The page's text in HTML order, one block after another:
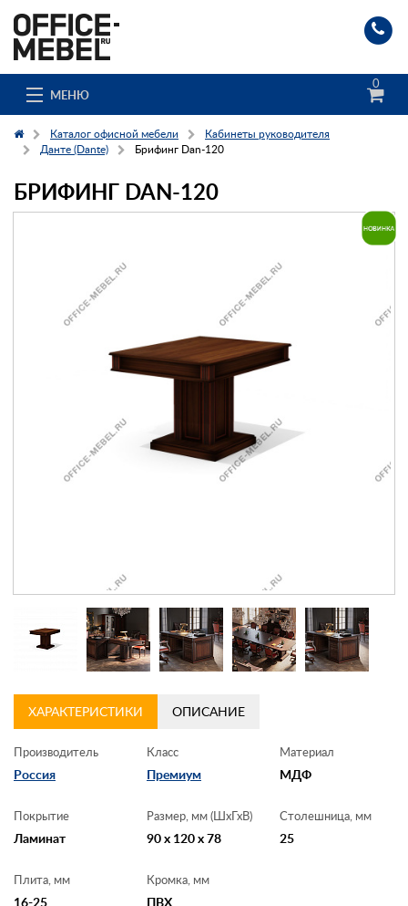
МЕНЮ
0
Каталог
Доставка и сборка
Гос. заказчикам
Заказать обратный звонок
Каталог офисной мебели
Кабинеты руководителя
Данте (Dante)
Брифинг Dan-120
БРИФИНГ DAN-120
ХАРАКТЕРИСТИКИ ОПИСАНИЕ
Производитель
Россия
Класс
Премиум
Материал
МДФ
Покрытие
Ламинат
Размер, мм (ШхГхВ)
90 x 120 x 78
Столешница, мм
25
Плита, мм
16-25
Кромка, мм
ПВХ